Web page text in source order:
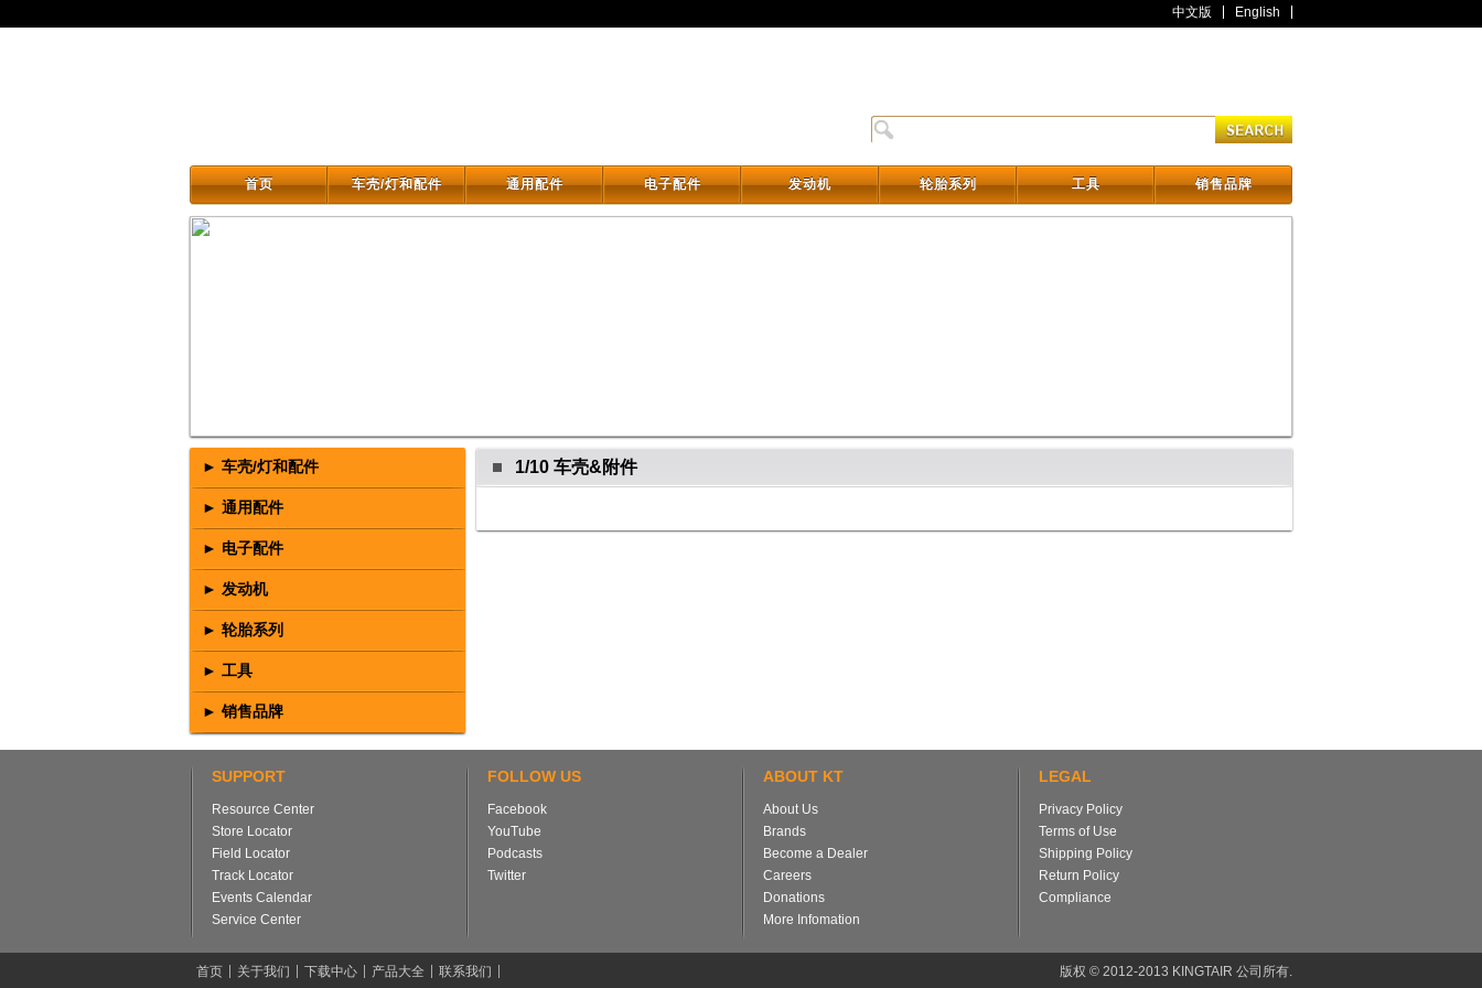
中文版 English
首页
首页 车壳/灯和配件
车壳/灯和配件 通用配件
通用配件 电子配件
电子配件 发动机
发动机 轮胎系列
轮胎系列 工具
工具 销售品牌
销售品牌
► 车壳/灯和配件
► 通用配件
► 电子配件
► 发动机
► 轮胎系列
► 工具
► 销售品牌
1/10 车壳&附件
SUPPORT
Resource Center
Store Locator
Field Locator
Track Locator
Events Calendar
Service Center
FOLLOW US
Facebook
YouTube
Podcasts
Twitter
ABOUT KT
About Us
Brands
Become a Dealer
Careers
Donations
More Infomation
LEGAL
Privacy Policy
Terms of Use
Shipping Policy
Return Policy
Compliance
首页 关于我们 下载中心 产品大全 联系我们 版权 © 2012-2013 KINGTAIR 公司所有.